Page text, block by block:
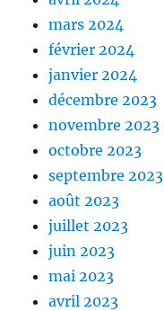
mars 2024
février 2024
janvier 2024
décembre 2023
novembre 2023
octobre 2023
septembre 2023
août 2023
juillet 2023
juin 2023
mai 2023
avril 2023